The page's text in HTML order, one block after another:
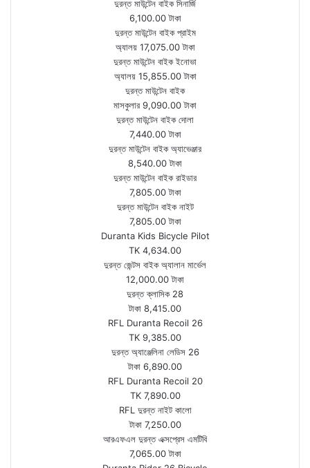
দুরন্ত মাউন্টেন বাইক সিনার্জি
6,100.00 টাকা
দুরন্ত মাউন্টেন বাইক প্রাইম
অ্যালয় 17,075.00 টাকা
দুরন্ত মাউন্টেন বাইক ইনোভা
অ্যালয় 15,855.00 টাকা
দুরন্ত মাউন্টেন বাইক
মাসকুলার 9,090.00 টাকা
দুরন্ত মাউন্টেন বাইক দোলা
7,440.00 টাকা
দুরন্ত মাউন্টেন বাইক অ্যাভেঞ্জার
8,540.00 টাকা
দুরন্ত মাউন্টেন বাইক রাইডার
7,805.00 টাকা
দুরন্ত মাউন্টেন বাইক নাইট
7,805.00 টাকা
Duranta Kids Bicycle Pilot
TK 4,634.00
দুরন্ত জেন্টস বাইক অ্যালান মার্ভেল
12,000.00 টাকা
দুরন্ত ক্লাসিক 28
টাকা 8,415.00
RFL Duranta Recoil 26
TK 9,385.00
দুরন্ত অ্যাঞ্জেলিনা লেডিস 26
টাকা 6,890.00
RFL Duranta Recoil 20
TK 7,890.00
RFL দুরন্ত নাইট কালো
টাকা 7,250.00
আরএফএল দুরন্ত এক্সপ্রেস এমটিবি
7,065.00 টাকা